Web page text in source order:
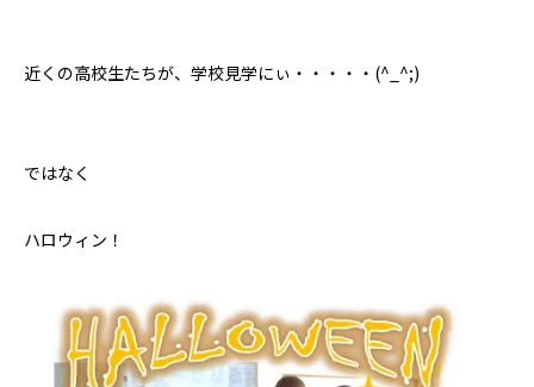
近くの高校生たちが、学校見学にぃ・・・・・(^_^;)
ではなく
ハロウィン！